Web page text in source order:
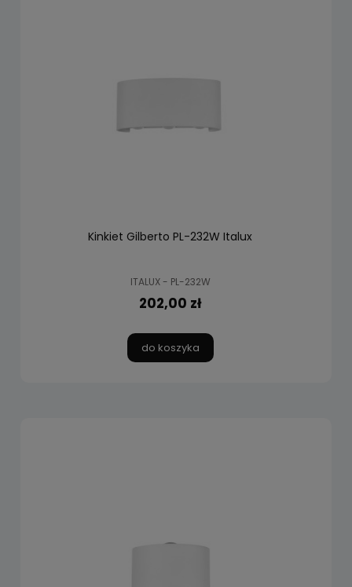
Kinkiet Gilberto PL-232W Italux
ITALUX - PL-232W
202,00 zł
do koszyka